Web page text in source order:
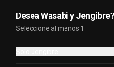
en
Desea Wasabi y Jengibre?
Seleccione al menos 1